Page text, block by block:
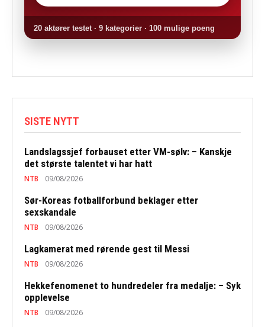
20 aktører testet · 9 kategorier · 100 mulige poeng
SISTE NYTT
Landslagssjef forbauset etter VM-sølv: – Kanskje
det største talentet vi har hatt
NTB 09/08/2026
Sør-Koreas fotballforbund beklager etter
sexskandale
NTB 09/08/2026
Lagkamerat med rørende gest til Messi
NTB 09/08/2026
Hekkefenomenet to hundredeler fra medalje: – Syk
opplevelse
NTB 09/08/2026